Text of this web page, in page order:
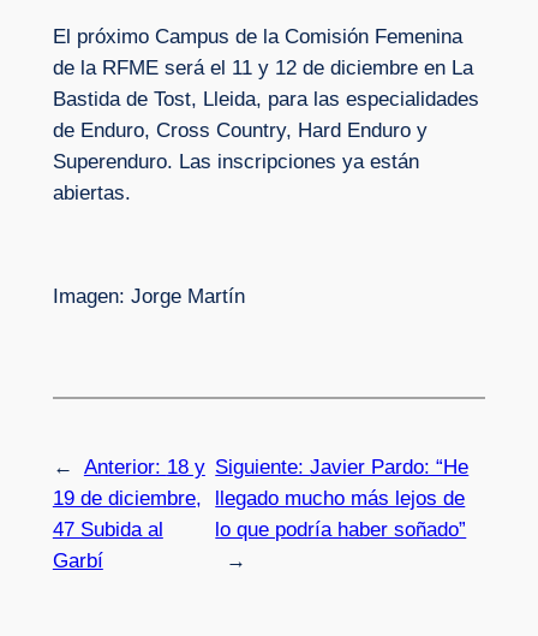
El próximo Campus de la Comisión Femenina
de la RFME será el 11 y 12 de diciembre en La
Bastida de Tost, Lleida, para las especialidades
de Enduro, Cross Country, Hard Enduro y
Superenduro. Las inscripciones ya están
abiertas.
Imagen: Jorge Martín
← Anterior: 18 y
19 de diciembre,
47 Subida al
Garbí
Siguiente:Javier Pardo: “He
llegado mucho más lejos de
lo que podría haber soñado”
→